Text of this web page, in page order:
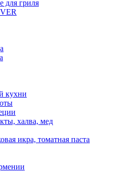
для гриля
кухни
халва, мед
икра, томатная паста